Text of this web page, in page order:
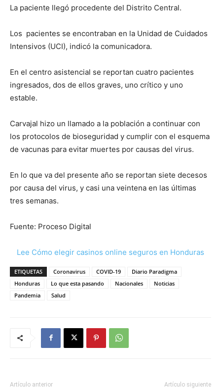
La paciente llegó procedente del Distrito Central.
Los pacientes se encontraban en la Unidad de Cuidados
Intensivos (UCI), indicó la comunicadora.
En el centro asistencial se reportan cuatro pacientes
ingresados, dos de ellos graves, uno crítico y uno
estable.
Carvajal hizo un llamado a la población a continuar con
los protocolos de bioseguridad y cumplir con el esquema
de vacunas para evitar muertes por causas del virus.
En lo que va del presente año se reportan siete decesos
por causa del virus, y casi una veintena en las últimas
tres semanas.
Fuente: Proceso Digital
Lee Cómo elegir casinos online seguros en Honduras
ETIQUETAS Coronavirus COVID-19
Diario Paradigma
Honduras
Lo que esta pasando Nacionales
Noticias
Pandemia
Salud
Artículo anterior Artículo siguiente